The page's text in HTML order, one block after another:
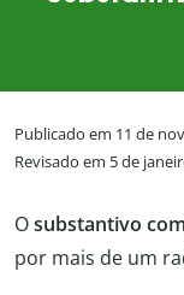
Publicado em 11 de
Revisado em 5 de
Osubstantivo
por mais de um